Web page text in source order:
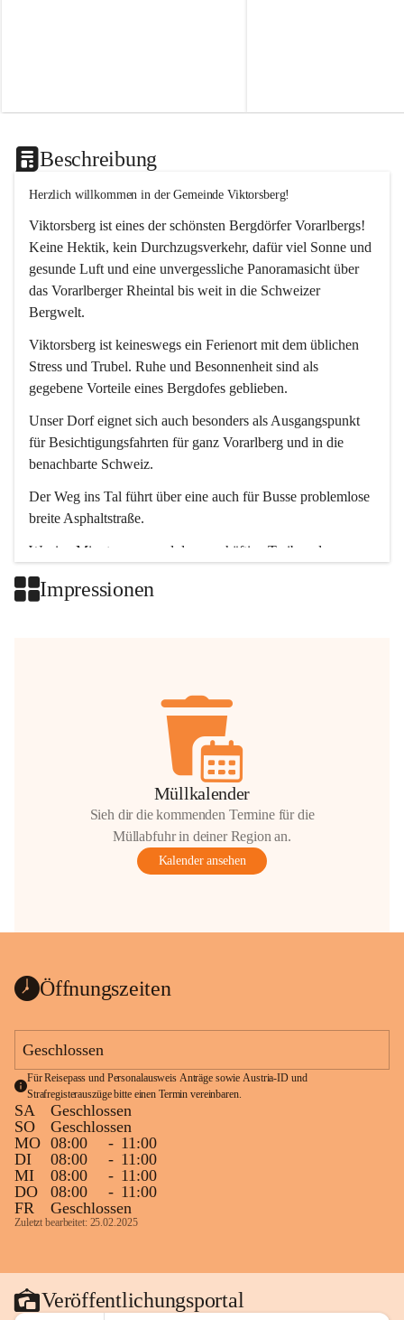
Beschreibung
Herzlich willkommen in der Gemeinde Viktorsberg!
Viktorsberg ist eines der schönsten Bergdörfer Vorarlbergs!
Keine Hektik, kein Durchzugsverkehr, dafür viel Sonne und
gesunde Luft und eine unvergessliche Panoramasicht über
das Vorarlberger Rheintal bis weit in die Schweizer
Bergwelt.
Viktorsberg ist keineswegs ein Ferienort mit dem üblichen
Stress und Trubel. Ruhe und Besonnenheit sind als
gegebene Vorteile eines Bergdofes geblieben.
Unser Dorf eignet sich auch besonders als Ausgangspunkt
für Besichtigungsfahrten für ganz Vorarlberg und in die
benachbarte Schweiz.
Der Weg ins Tal führt über eine auch für Busse problemlose
breite Asphaltstraße.
Wenige Minuten nur, und das geschäftige Treiben der
Impressionen
Müllkalender
Sieh dir die kommenden Termine für die
Müllabfuhr in deiner Region an.
Kalender ansehen
Öffnungszeiten
Geschlossen
Für Reisepass und Personalausweis Anträge sowie Austria-ID und
Strafregisterauszüge bitte einen Termin vereinbaren.
SA
Geschlossen
SO
Geschlossen
MO 08:00 - 11:00
DI
08:00 - 11:00
MI
08:00 - 11:00
DO
08:00 - 11:00
FR
Geschlossen
Zuletzt bearbeitet: 25.02.2025
Veröffentlichungsportal